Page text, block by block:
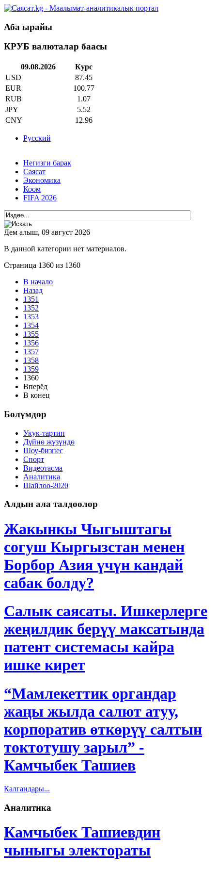
Аба ырайы
КРУБ валюталар баасы
09.08.2026
Курс
USD
87.45
EUR
100.77
RUB
1.07
JPY
5.52
CNY
12.96
Русский
Негизги барак
Саясат
Экономика
Коом
FIFA 2026
Дем алыш, 09 август 2026
В данной категории нет материалов.
Страница 1360 из 1360
В начало
Назад
1351
1352
1353
1354
1355
1356
1357
1358
1359
1360
Вперёд
В конец
Бөлүмдөр
Укук-тартип
Дγйнө жүзүндө
Шоу-бизнес
Спорт
Видеотасма
Аналитика
Шайлоо-2020
Алдын ала талдоолор
Жакынкы Чыгыштагы
согуш Кыргызстан менен
Борбор Азия үчүн кандай
сабак болду?
Салык саясаты. Ишкерлерге
жеңилдик берүү максатында
патент системасы кайра
ишке кирет
“Мамлекеттик органдар
жаңы жылда салют атуу,
корпоратив өткөрүү салтын
токтотушу зарыл” -
Камчыбек Ташиев
Калгандары...
Аналитика
Камчыбек Ташиевдин
чыныгы электораты